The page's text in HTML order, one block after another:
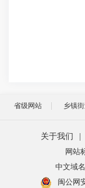
省级网站 乡镇
关于我们
网站
中文域
闽公网